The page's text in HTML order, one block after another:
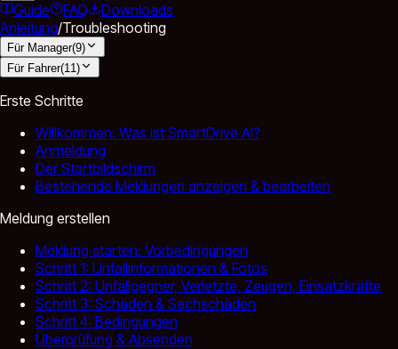
Guide FAQ
Downloads
Anleitung/Troubleshooting
Für Manager(9)
Für Fahrer(11)
Erste Schritte
Willkommen: Was ist SmartDrive AI?
Anmeldung
Der Startbildschirm
Bestehende Meldungen anzeigen & bearbeiten
Meldung erstellen
Meldung starten: Vorbedingungen
Schritt 1: Unfallinformationen & Fotos
Schritt 2: Unfallgegner, Verletzte, Zeugen, Einsatzkräfte
Schritt 3: Schäden & Sachschäden
Schritt 4: Bedingungen
Überprüfung & Absenden